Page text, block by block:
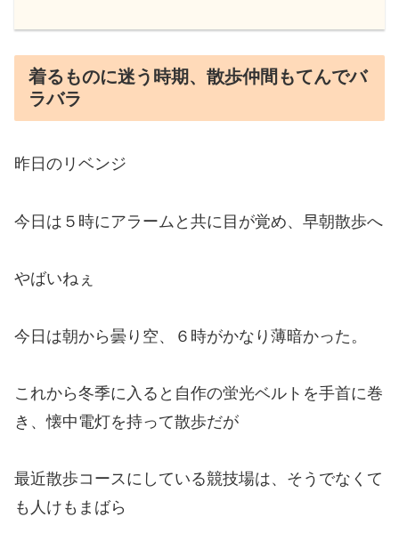
着るものに迷う時期、散歩仲間もてんでバ
ラバラ
昨日のリベンジ
今日は５時にアラームと共に目が覚め、早朝散歩へ
やばいねぇ
今日は朝から曇り空、６時がかなり薄暗かった。
これから冬季に入ると自作の蛍光ベルトを手首に巻
き、懐中電灯を持って散歩だが
最近散歩コースにしている競技場は、そうでなくて
も人けもまばら